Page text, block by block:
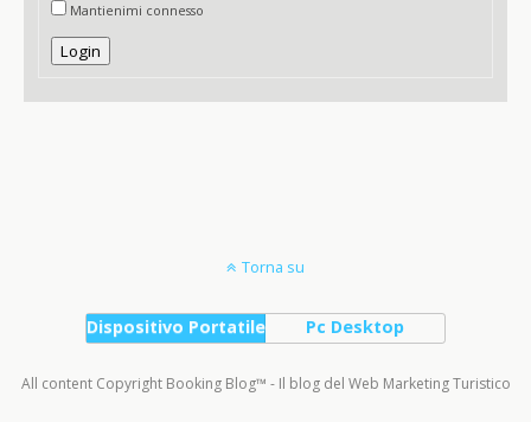
Mantienimi connesso
Login
Torna su
Dispositivo Portatile Pc Desktop
All content Copyright Booking Blog™ - Il blog del Web Marketing Turistico